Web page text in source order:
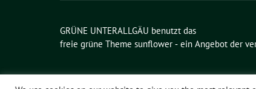
GRÜNE UNTERALLGÄU benutzt das
freie grüne Theme sunflower ‐ ein Angebot der